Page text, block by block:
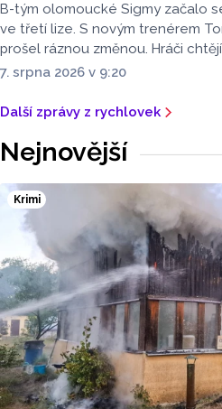
B-tým olomoucké Sigmy začalo
ve třetí lize. S novým trenérem
prošel ráznou změnou. Hráči
7. srpna 2026 v 9:20
Další zprávy z rychlovek
Nejnovější
Krimi